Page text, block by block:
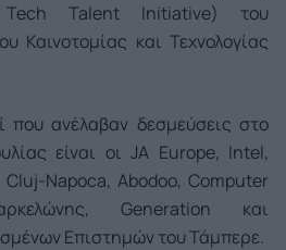
Tech Talent Initiative) του
Καινοτομίας και Τεχνολογίας
που ανέλαβαν δεσμεύσεις στο
είναι οι JA Europe, Intel,
Cluj-Napoca, Abodoo, Computer
Generation και
Επιστημών του Τάμπερε.